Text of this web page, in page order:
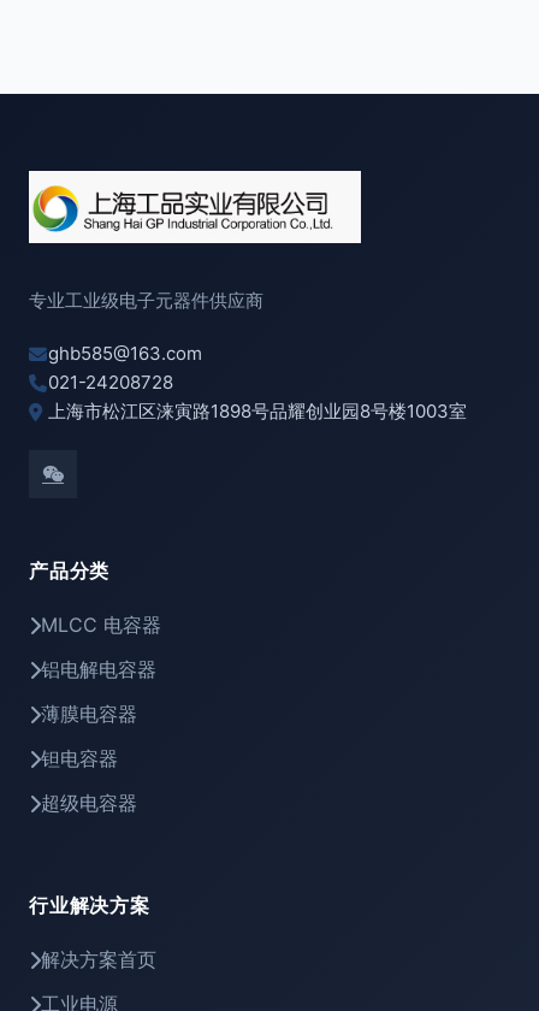
专业工业级电子元器件供应商
ghb585@163.com
021-24208728
上海市松江区涞寅路1898号品耀创业园8号楼1003室
产品分类
MLCC 电容器
铝电解电容器
薄膜电容器
钽电容器
超级电容器
行业解决方案
解决方案首页
工业电源